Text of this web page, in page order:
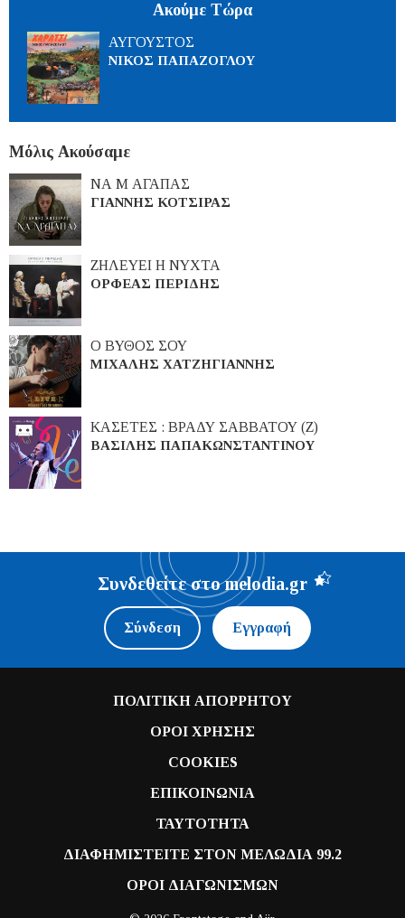
Ακούμε Τώρα
ΑΥΓΟΥΣΤΟΣ
ΝΙΚΟΣ ΠΑΠΑΖΟΓΛΟΥ
Μόλις Ακούσαμε
ΝΑ Μ ΑΓΑΠΑΣ
ΓΙΑΝΝΗΣ ΚΟΤΣΙΡΑΣ
ΖΗΛΕΥΕΙ Η ΝΥΧΤΑ
ΟΡΦΕΑΣ ΠΕΡΙΔΗΣ
Ο ΒΥΘΟΣ ΣΟΥ
ΜΙΧΑΛΗΣ ΧΑΤΖΗΓΙΑΝΝΗΣ
ΚΑΣΕΤΕΣ : ΒΡΑΔΥ ΣΑΒΒΑΤΟΥ (Ζ)
ΒΑΣΙΛΗΣ ΠΑΠΑΚΩΝΣΤΑΝΤΙΝΟΥ
Συνδεθείτε στο melodia.gr
Σύνδεση Εγγραφή
ΠΟΛΙΤΙΚΗ ΑΠΟΡΡΗΤΟΥ
ΟΡΟΙ ΧΡΗΣΗΣ
COOKIES
ΕΠΙΚΟΙΝΩΝΙΑ
ΤΑΥΤΟΤΗΤΑ
ΔΙΑΦΗΜΙΣΤΕΙΤΕ ΣΤΟΝ ΜΕΛΩΔΙΑ 99.2
ΟΡΟΙ ΔΙΑΓΩΝΙΣΜΩΝ